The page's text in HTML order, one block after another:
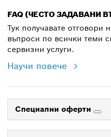
FAQ (ЧЕСТО ЗАДАВАНИ
Тук получавате отговори
въпроси по всички теми
сервизни услуги.
Научи повече
Специални оферти